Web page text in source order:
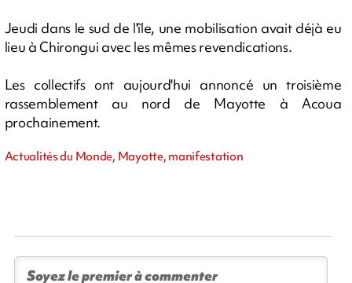
Jeudi dans le sud de l'île, une mobilisation avait déjà eu
lieu à Chirongui avec les mêmes revendications.
Les collectifs ont aujourd'hui annoncé un troisième
rassemblement au nord de Mayotte à Acoua
prochainement.
Actualités du Monde, Mayotte, manifestation